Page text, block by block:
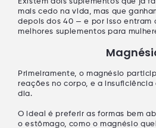
mais cedo na vida, mas que
depois dos 40 — e por isso entram
melhores suplementos para
Primeiramente, o magnésio
reações no corpo, e a insuficiência
dia.
O ideal é preferir asformas bem
o estômago, como omagnésio